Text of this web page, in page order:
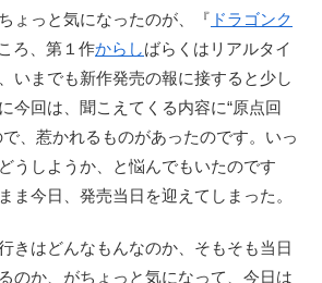
ょっと気になったのが、『 ドラゴンク
ろ、第１作からしばらくはリアルタイ
いまでも新作発売の報に接すると少し
今回は、聞こえてくる内容に“原点回
、惹かれるものがあったのです。いっ
うしようか、と悩んでもいたのです
ま今日、発売当日を迎えてしまった。
きはどんなもんなのか、そもそも当日
のか、がちょっと気になって、今日は